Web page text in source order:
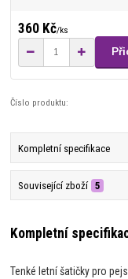
360 Kč/ks
Číslo produktu:
Kompletní specifikace
Související zboží 5
Kompletní
Tenké letní šatičky pro